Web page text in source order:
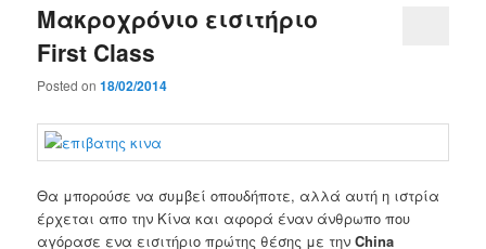
Μακροχρόνιο εισιτήριο
First Class
Posted on18/02/2014
Θα μπορούσε να συμβεί οπουδήποτε, αλλά αυτή η ιστρία
έρχεται απο την Κίνα και αφορά έναν άνθρωπο που
αγόρασε ενα εισιτήριο πρώτης θέσης με τηνChina